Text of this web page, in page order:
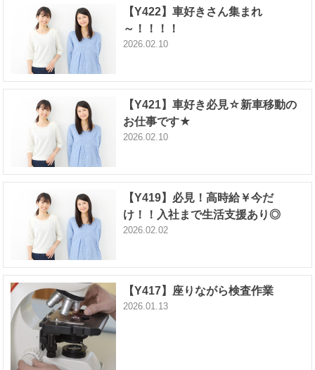
【Y422】車好きさん集まれ
～！！！！
2026.02.10
【Y421】車好き必見☆新車移動の
お仕事です★
2026.02.10
【Y419】必見！高時給￥今だ
け！！入社まで生活支援あり◎
2026.02.02
【Y417】座りながら検査作業
2026.01.13